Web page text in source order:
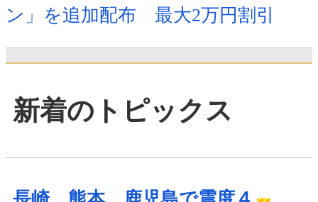
ン」を追加配布 最大2万円割引
新着のトピックス